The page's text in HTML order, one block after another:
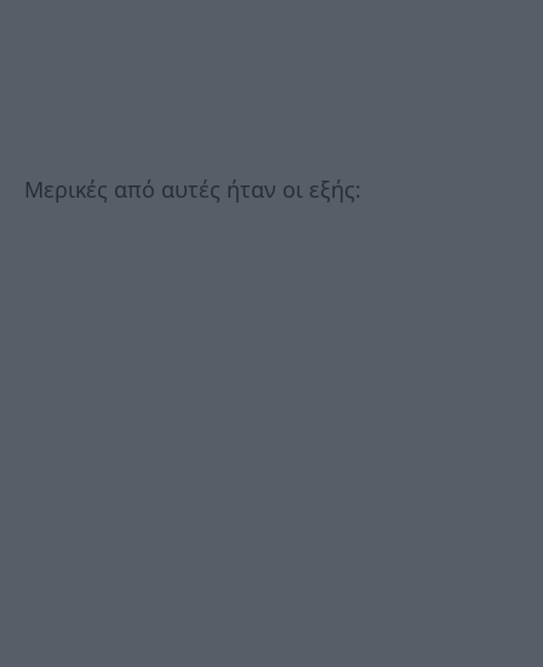
Μερικές από αυτές ήταν οι εξής: